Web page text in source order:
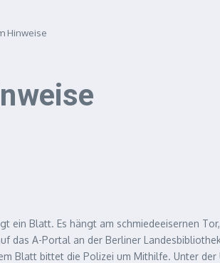
Hinweise
Blatt. Es hängt am schmiedeeisernen
das A-Portal an der Berliner
Blatt bittet die Polizei um Mithilfe. Unter